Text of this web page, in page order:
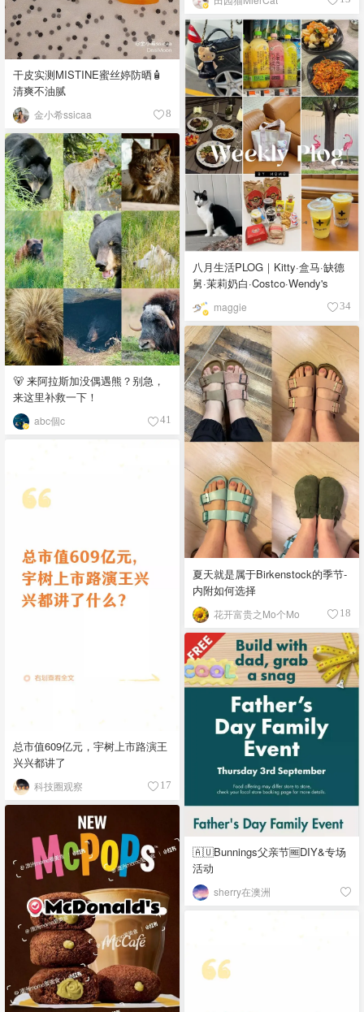
干皮实测MISTINE蜜丝婷防晒🧴
清爽不油腻
金小希ssicaa 8
八月生活PLOG｜Kitty·盒马·缺德
舅·茉莉奶白·Costco·Wendy's
maggie 34
🐻 来阿拉斯加没偶遇熊？别急，
来这里补救一下！
abc個c 41
夏天就是属于Birkenstock的季节-
内附如何选择
花开富贵之Mo个Mo 18
总市值609亿元，宇树上市路演王
兴兴都讲了
科技圈观察 17
🇦🇺Bunnings父亲节🆓DIY&专场
活动
sherry在澳洲